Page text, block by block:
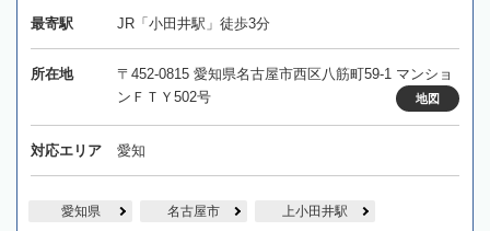
最寄駅 JR「小田井駅」徒歩3分
所在地
〒452-0815 愛知県名古屋市西区八筋町59-1 マンショ
ンＦＴＹ502号
地図
対応エリア 愛知
愛知県 名古屋市 上小田井駅